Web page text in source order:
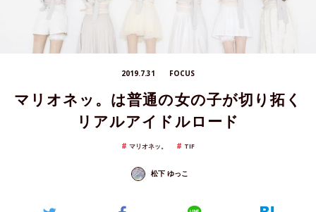
2019.7.31 FOCUS
マリオネッ。は普通の女の子が切り拓く
リアルアイドルロード
マリオネッ。 TIF
松下 ゆっこ